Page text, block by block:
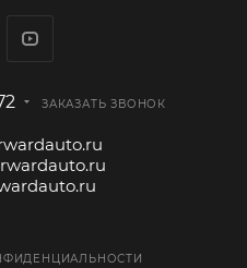
ЗАКАЗАТЬ ЗВОНОК